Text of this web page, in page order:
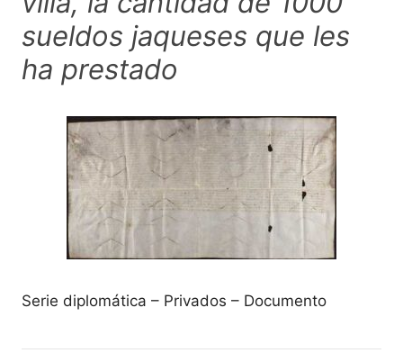
sueldos jaqueses que les
ha prestado
Serie diplomática – Privados – Documento